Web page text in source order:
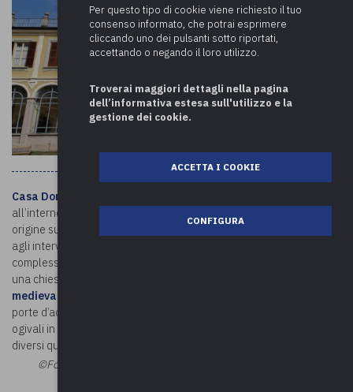
Casa Don Guanella
all’interno di una splendida villa del XVIII secolo. La dimora ha
origine sui resti di un antico forte medioevale e deve il suo aspetto
agli interventi eseguiti nella seconda metà dell’Ottocento. Il
complesso ha pianta quadrangolare, con un’ampia corte interna e
una chiesetta. Sul versante settentrionale si innalza la
medievale.
porte d’accesso. In muratura a vista, conserva merlature e finestre
ogivali in cotto. Sulla sua superficie si trova inoltre un orologio con
diversi quadranti circolari, atti a segnare l’ora nei diversi fusi orari.
©Foto:
Per questo tipo di cookie viene richiesto il tuo
consenso informato, che potrai esprimere
cliccando uno dei pulsanti sotto riportati,
accettando o negando il loro utilizzo.
Troverai maggiori dettagli nella pagina
dell’informativa estesa sull'utilizzo e la
gestione dei cookie.
ACCETTA I COOKIE
CONFIGURA